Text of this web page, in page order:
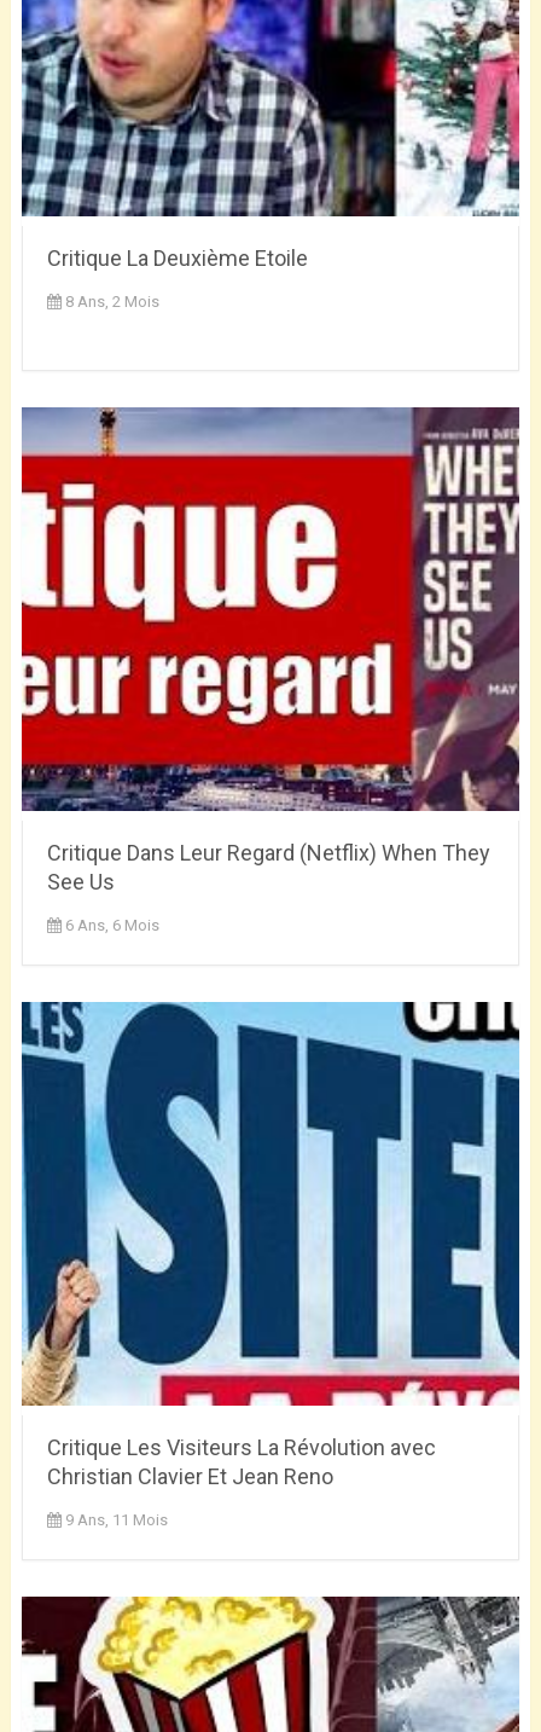
Critique La Deuxième Etoile
8 Ans, 2 Mois
Critique Dans Leur Regard (Netflix) When They
See Us
6 Ans, 6 Mois
Critique Les Visiteurs La Révolution avec
Christian Clavier Et Jean Reno
9 Ans, 11 Mois